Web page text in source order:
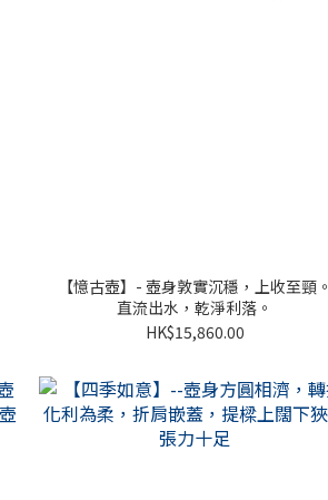
【憶古壺】- 壺身敦實沉穩，上收至頸。
直流出水，乾淨利落。
HK$15,860.00